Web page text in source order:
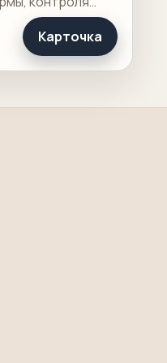
или
работают
Карточка